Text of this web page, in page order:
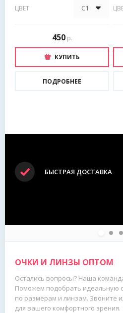
ЦВЕТ
450р.
КУПИТЬ
ПОДРОБНЕЕ
БЫСТРАЯ ДОСТАВКА
ОЧКИ И ЛИНЗЫ ОПТОМ
Остались вопросы? Наша
Поможем подобрать идеальную
по размерам и линзам. Звоните
для вашего комфортного зрения.